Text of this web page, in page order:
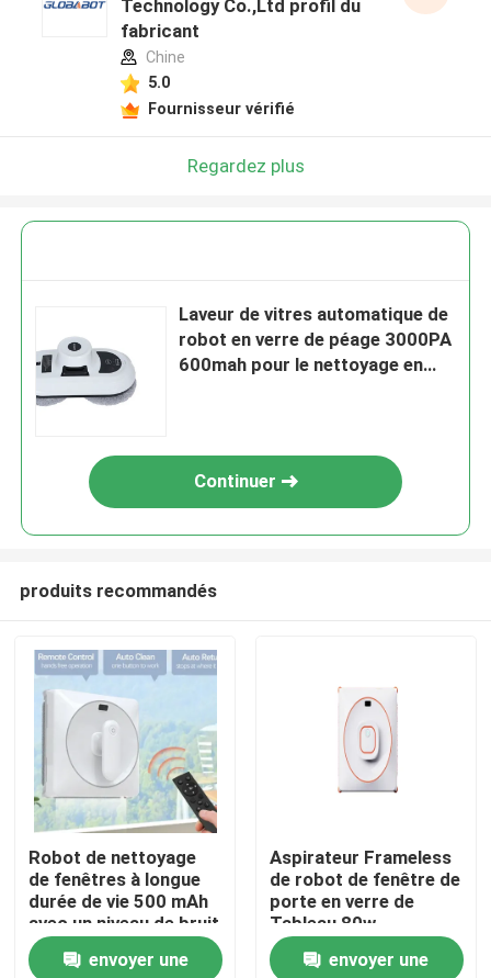
maison
Produits
Technology Co.,Ltd profil du
fabricant
Chine
5.0
Fournisseur vérifié
Regardez plus
Laveur de vitres automatique de
robot en verre de péage 3000PA
600mah pour le nettoyage en
Continuer
produits recommandés
Robot de nettoyage
de fenêtres à longue
durée de vie 500 mAh
avec un niveau de bruit
de 65 dB
envoyer une
Aspirateur Frameless
de robot de fenêtre de
porte en verre de
Tableau 80w
envoyer une